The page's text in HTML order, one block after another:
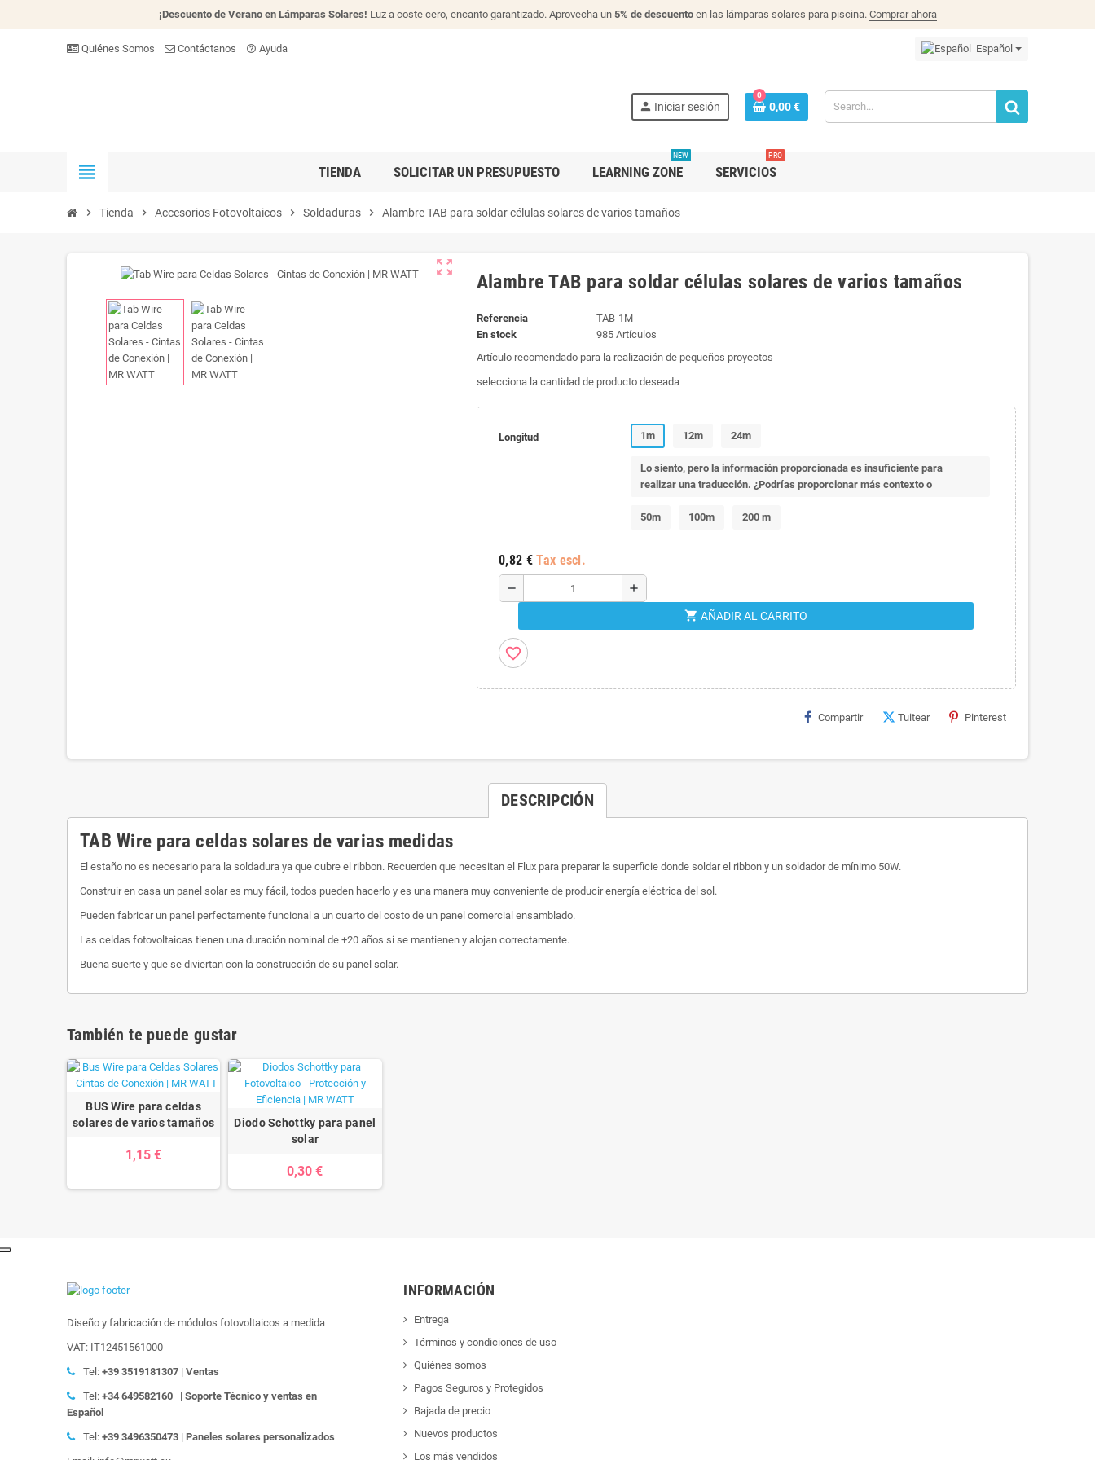
¡Descuento de Verano en Lámparas Solares! Luz a coste cero, encanto garantizado. Aprovecha un 5% de descuentoen las lámparas solares para piscina. Comprar ahora
Quiénes Somos Contáctanos help_outline Ayuda Español
person Iniciar sesión
0
0,00 €
view_headline TIENDA SOLICITAR UN PRESUPUESTO LEARNING ZONE
NEW
SERVICIOS
PRO
chevron_right Tienda chevron_right Accesorios Fotovoltaicos chevron_right Soldaduras chevron_right Alambre TAB para soldar células solares de varios tamaños
zoom_out_map
Alambre TAB para soldar células solares de varios tamaños
Referencia
TAB-1M
En stock
985 Artículos
Artículo recomendado para la realización de pequeños proyectos
selecciona la cantidad de producto deseada
Longitud 1m 12m 24m
Lo siento, pero la información proporcionada es insuficiente para
realizar una traducción. ¿Podrías proporcionar más contexto o
50m 100m 200 m
0,82 € Tax escl.
remove add
shopping_cart AÑADIR AL CARRITO
favorite_border
Compartir Tuitear Pinterest
DESCRIPCIÓN
TAB Wire para celdas solares de varias medidas
El estaño no es necesario para la soldadura ya que cubre el ribbon. Recuerden que necesitan el Flux para preparar la superficie donde soldar el ribbon y un soldador de mínimo 50W.
Construir en casa un panel solar es muy fácil, todos pueden hacerlo y es una manera muy conveniente de producir energía eléctrica del sol.
Pueden fabricar un panel perfectamente funcional a un cuarto del costo de un panel comercial ensamblado.
Las celdas fotovoltaicas tienen una duración nominal de +20 años si se mantienen y alojan correctamente.
Buena suerte y que se diviertan con la construcción de su panel solar.
También te puede gustar
BUS Wire para celdas
solares de varios tamaños
1,15 €
Diodo Schottky para panel
solar
0,30 €
Diseño y fabricación de módulos fotovoltaicos a medida
VAT: IT12451561000
Tel: +39 3519181307 | Ventas
Tel: +34 649582160 | Soporte Técnico y ventas en
Español
Tel: +39 3496350473 | Paneles solares personalizados
INFORMACIÓN
Entrega
Términos y condiciones de uso
Quiénes somos
Pagos Seguros y Protegidos
Bajada de precio
Nuevos productos
Los más vendidos